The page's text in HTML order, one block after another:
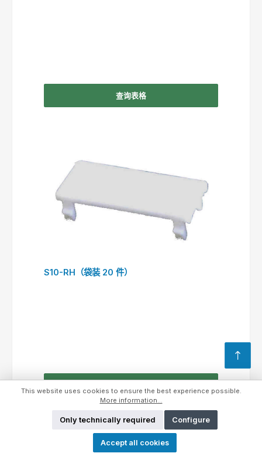
查询表格
S10-RH（袋装 20 件）
This website uses cookies to ensure the best experience possible.
More information...
Only technically required Configure
Accept all cookies